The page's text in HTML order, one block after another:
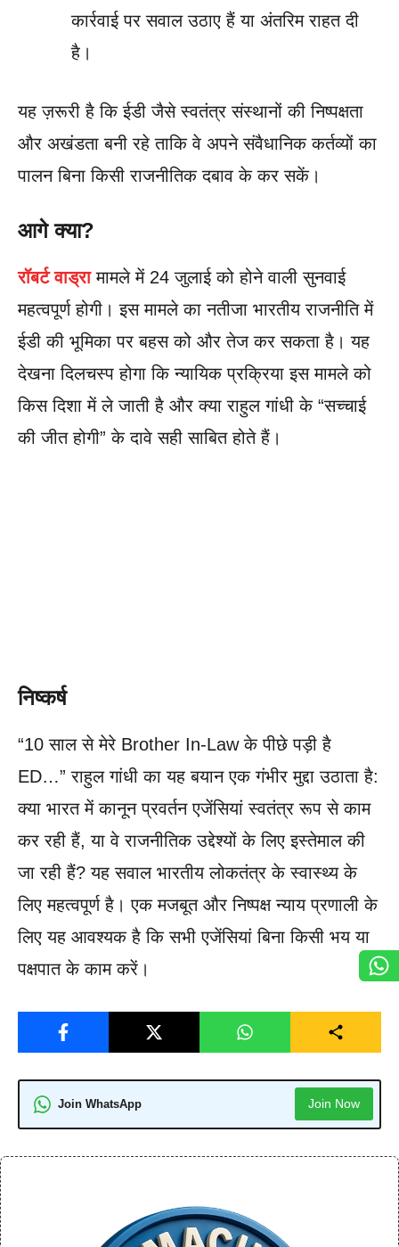
कार्रवाई पर सवाल उठाए हैं या अंतरिम राहत दी
है।
यह ज़रूरी है कि ईडी जैसे स्वतंत्र संस्थानों की निष्पक्षता
और अखंडता बनी रहे ताकि वे अपने संवैधानिक कर्तव्यों का
पालन बिना किसी राजनीतिक दबाव के कर सकें।
आगे क्या?
रॉबर्ट वाड्रामामले में 24 जुलाई को होने वाली सुनवाई
महत्वपूर्ण होगी। इस मामले का नतीजा भारतीय राजनीति में
ईडी की भूमिका पर बहस को और तेज कर सकता है। यह
देखना दिलचस्प होगा कि न्यायिक प्रक्रिया इस मामले को
किस दिशा में ले जाती है और क्या राहुल गांधी के “सच्चाई
की जीत होगी” के दावे सही साबित होते हैं।
निष्कर्ष
“10 साल से मेरे Brother In-Law के पीछे पड़ी है
ED…” राहुल गांधी का यह बयान एक गंभीर मुद्दा उठाता है:
क्या भारत में कानून प्रवर्तन एजेंसियां स्वतंत्र रूप से काम
कर रही हैं, या वे राजनीतिक उद्देश्यों के लिए इस्तेमाल की
जा रही हैं? यह सवाल भारतीय लोकतंत्र के स्वास्थ्य के
लिए महत्वपूर्ण है। एक मजबूत और निष्पक्ष न्याय प्रणाली के
लिए यह आवश्यक है कि सभी एजेंसियां बिना किसी भय या
पक्षपात के काम करें।
Join WhatsApp Join Now